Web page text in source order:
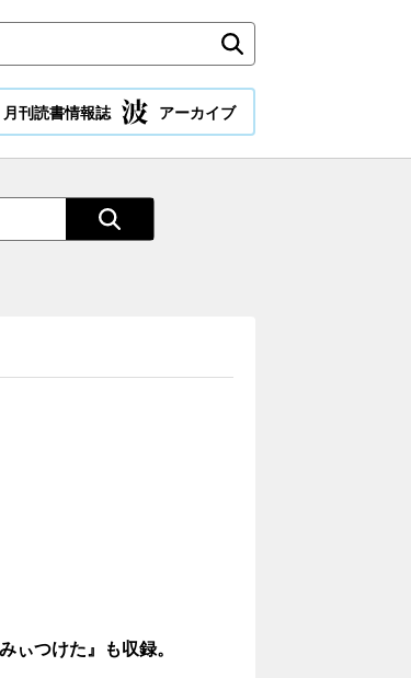
月刊読書情報誌 アーカイブ
ぃつけた』も収録。